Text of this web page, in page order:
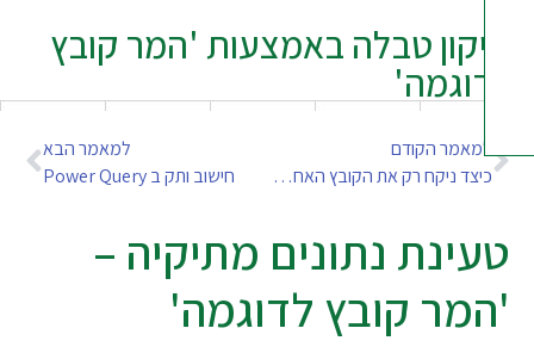
טבלה באמצעות 'המר קובץ
הקודם
כיצד ניקח רק את הקובץ האחרון שנטען לתיקיה
למאמר הבא
חישוב ותק ב Power Query
נתונים מתיקיה –
קובץ לדוגמה'